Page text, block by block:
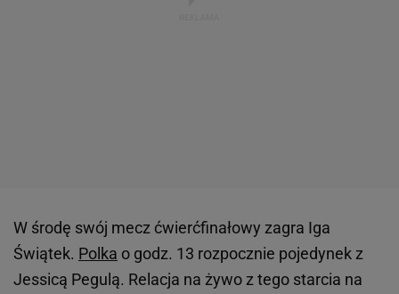
W środę swój mecz ćwierćfinałowy zagra Iga
Świątek. Polka o godz. 13 rozpocznie pojedynek z
Jessicą Pegulą. Relacja na żywo z tego starcia na